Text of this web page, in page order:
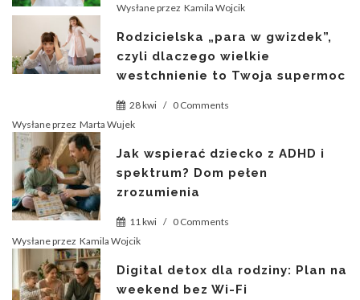
Wysłane przez Kamila Wojcik
Rodzicielska „para w gwizdek”,
czyli dlaczego wielkie
westchnienie to Twoja supermoc
28 kwi / 0 Comments
Wysłane przez Marta Wujek
Jak wspierać dziecko z ADHD i
spektrum? Dom pełen
zrozumienia
11 kwi / 0 Comments
Wysłane przez Kamila Wojcik
Digital detox dla rodziny: Plan na
weekend bez Wi-Fi